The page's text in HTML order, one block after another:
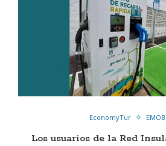
EconomyTur
Los usuarios de la Red